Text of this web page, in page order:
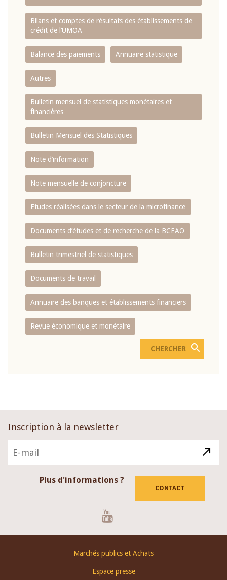
Bilans et comptes de résultats des établissements de
crédit de l‘UMOA
Balance des paiements Annuaire statistique
Autres
Bulletin mensuel de statistiques monétaires et
financières
Bulletin Mensuel des Statistiques
Note d’information
Note mensuelle de conjoncture
Etudes réalisées dans le secteur de la microfinance
Documents d’études et de recherche de la BCEAO
Bulletin trimestriel de statistiques
Documents de travail
Annuaire des banques et établissements financiers
Revue économique et monétaire
Inscription à la newsletter
Plus d'informations ?
CONTACT
Marchés publics et Achats
Espace presse